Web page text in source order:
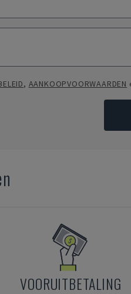
, AANKOOPVOORWAARDEN
VOORUITBETALING